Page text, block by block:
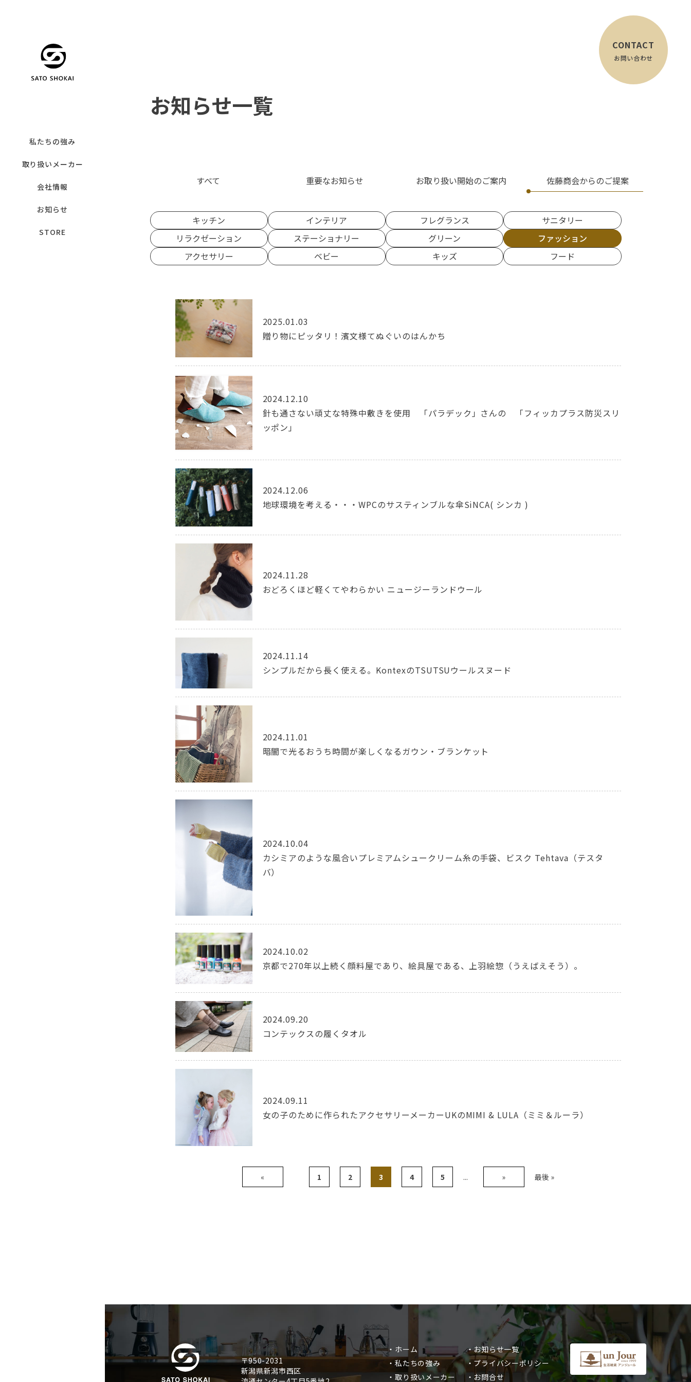
私たちの強み
取り扱いメーカー
会社情報
お知らせ
STORE
お知らせ一覧
すべて 重要なお知らせ お取り扱い開始のご案内 佐藤商会からのご提案
キッチン インテリア フレグランス
サニタリー
リラクゼーション
ステーショナリー グリーン
ファッション
アクセサリー
ベビー キッズ フード
2025.01.03
贈り物にピッタリ！濱文様てぬぐいのはんかち
2024.12.10
針も通さない頑丈な特殊中敷きを使用 「パラデック」さんの 「フィッカプラス防災スリ
ッポン」
2024.12.06
地球環境を考える・・・WPCのサスティンブルな傘SiNCA( シンカ )
2024.11.28
おどろくほど軽くてやわらかい ニュージーランドウール
2024.11.14
シンプルだから長く使える。KontexのTSUTSUウールスヌード
2024.11.01
暗闇で光るおうち時間が楽しくなるガウン・ブランケット
2024.10.04
カシミアのような風合いプレミアムシュークリーム糸の手袋、ビスク Tehtava（テスタ
バ）
2024.10.02
京都で270年以上続く顔料屋であり、絵具屋である、上羽絵惣（うえばえそう）。
2024.09.20
コンテックスの履くタオル
2024.09.11
女の子のために作られたアクセサリーメーカーUKのMIMI & LULA（ミミ＆ルーラ）
« 1 2 3 4 5 ... » 最後 »
CONTACT
お問い合わせ
〒950-2031
新潟県新潟市西区
・ホーム
・私たちの強み
・取り扱いメーカー
・お知らせ一覧
・プライバシーポリシー
・お問合せ